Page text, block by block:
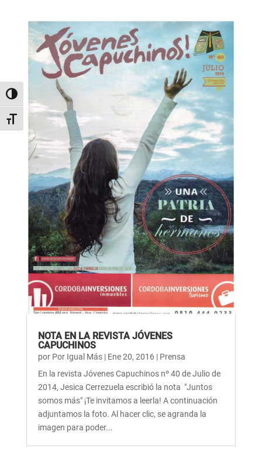
Alternar alto contraste
Alternar tamaño de letra
NOTA EN LA REVISTA JÓVENES
CAPUCHINOS
por Por Igual Más| Ene 20, 2016 | Prensa
En la revista Jóvenes Capuchinos nº 40 de Julio de
2014, Jesica Cerrezuela escribió la nota "Juntos
somos más" ¡Te invitamos a leerla! A continuación
adjuntamos la foto. Al hacer clic, se agranda la
imagen para poder...